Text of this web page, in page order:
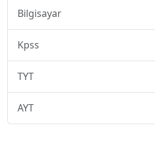
Bilgisayar
Kpss
TYT
AYT